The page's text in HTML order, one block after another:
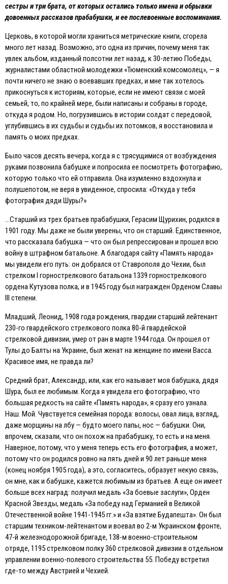
сестры и три брата, от которых остались только имена и обрывки
довоенных рассказов прабабушки, и ее послевоенные воспоминания.
Церковь, в которой могли храниться метрические книги, сгорела
много лет назад. Возможно, это одна из причин, почему меня так
увлек альбом, изданный полсотни лет назад, к 30-летию Победы,
журналистами областной молодежки «Тюменский комсомолец», — я
почти ничего не знаю о воевавших предках, и мне так хотелось
прикоснуться к историям, которые, если не имеют связи с моей
семьей, то, по крайней мере, были написаны и собраны в городе,
откуда я родом. Но, погрузившись в истории солдат с передовой,
углубившись в их судьбы и судьбы их потомков, я восстановила и
память о моих предках.
Было часов десять вечера, когда я с трясущимися от возбуждения
руками позвонила бабушке и попросила ее посмотреть фотографию,
которую только что ей отправила. Она изумленно вздохнула и
полушепотом, не веря в увиденное, спросила: «Откуда у тебя
фотография дяди Шуры?»
…Старший из трех братьев прабабушки, Герасим Щурихин, родился в
1901 году. Мы даже не были уверены, что он старший. Eдинственное,
что рассказала бабушка — что он был репрессирован и прошел всю
войну в штрафном батальоне. А благодаря сайту «Память народа»
мы увидели его путь: он добрался от Ставрополя до Чехии, был
стрелком I горнострелкового батальона 1339 горнострелкового
ордена Кутузова полка, и в 1945 году был награжден Орденом Славы
III степени.
Младший, Леонид, 1908 года рождения, гвардии старший лейтенант
230-го гвардейского стрелкового полка 80-й гвардейской
стрелковой дивизии, умер от ран в марте 1944 года. Он прошел от
Тулы до Балты на Украине, был женат на женщине по имени Васса.
Красивое имя, не правда ли?
Средний брат, Александр, или, как его называет моя бабушка, дядя
Шура, был ее любимым. Когда я увидела его фотографию, что
большая редкость на сайте «Память народа», я сразу его узнала.
Наш. Мой. Чувствуется семейная порода: волосы, овал лица, взгляд,
даже морщины на лбу — будто моего папы, нос — бабушки. Они,
впрочем, сказали, что он похож на прабабушку, то есть и на меня.
Наверное, потому, что у меня теперь есть его фотография, а может,
потому что он родился ровно на пять дней и 90 лет раньше меня
(конец ноября 1905 года), а это, согласитесь, образует некую связь,
он мне, как и бабушке, кажется любимым из братьев. А еще он имеет
больше всех наград: получил медаль «За боевые заслуги», Орден
Красной Звезды, медаль «За победу над Германией в Великой
Отечественной войне 1941-1945 гг.» и «За взятие Будапешта». Он был
старшим техником-лейтенантом и воевал во 2-м Украинском фронте,
47-й железнодорожной бригаде, 138-м военно-строительном
отряде, 1195 стрелковом полку 360 стрелковой дивизии в отдельном
управлении военно-полевого строительства 55. Победу встретил
где-то между Австрией и Чехией.